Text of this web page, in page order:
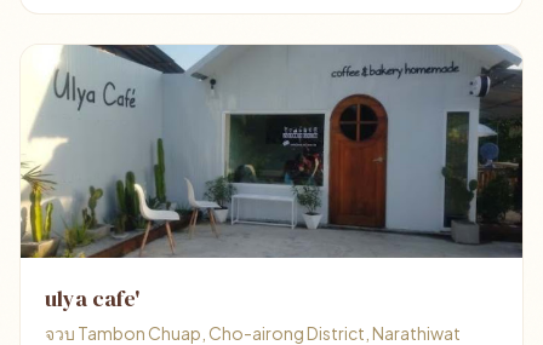
ulya cafe'
จวบ Tambon Chuap, Cho-airong District, Narathiwat